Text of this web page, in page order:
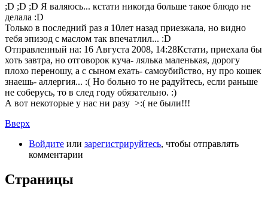
;D ;D ;D Я валяюсь... кстати никогда больше такое блюдо не
делала :D
Только в последний раз я 10лет назад приезжала, но видно
тебя эпизод с маслом так впечатлил... :D
Отправленный на: 16 Августа 2008, 14:28Кстати, приехала бы
хоть завтра, но отговорок куча- лялька маленькая, дорогу
плохо переношу, а с сыном ехать- самоубийство, ну про кошек
знаешь- аллергия... :( Но больно то не радуйтесь, если раньше
не соберусь, то в след году обязательно. :)
А вот некоторые у нас ни разу >:( не были!!!
Вверх
Войдите или зарегистрируйтесь, чтобы отправлять
комментарии
Страницы